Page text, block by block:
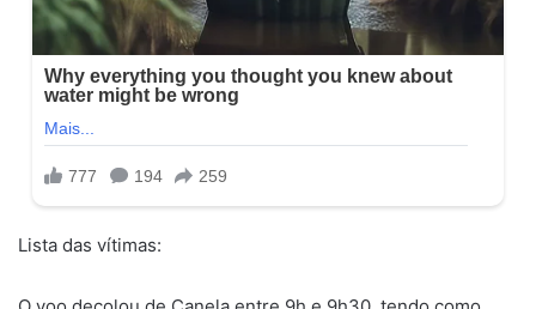
Lista das vítimas: